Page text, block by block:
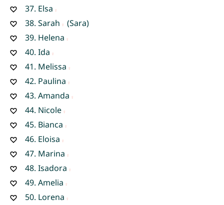
37. Elsa
38. Sarah
(Sara)
39. Helena
40. Ida
41. Melissa
42. Paulina
43. Amanda
44. Nicole
45. Bianca
46. Eloisa
47. Marina
48. Isadora
49. Amelia
50. Lorena